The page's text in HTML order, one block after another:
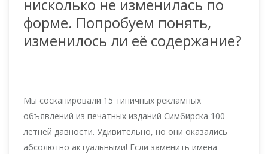
нисколько не изменилась по
форме. Попробуем понять,
изменилось ли её содержание?
Мы сосканировали 15 типичных рекламных
объявлений из печатных изданий Симбирска 100
летней давности. Удивительно, но они оказались
абсолютно актуальными! Если заменить имена